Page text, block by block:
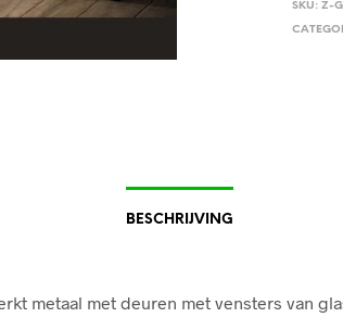
SKU:Z-
BESCHRIJVING
metaal met deuren met vensters van